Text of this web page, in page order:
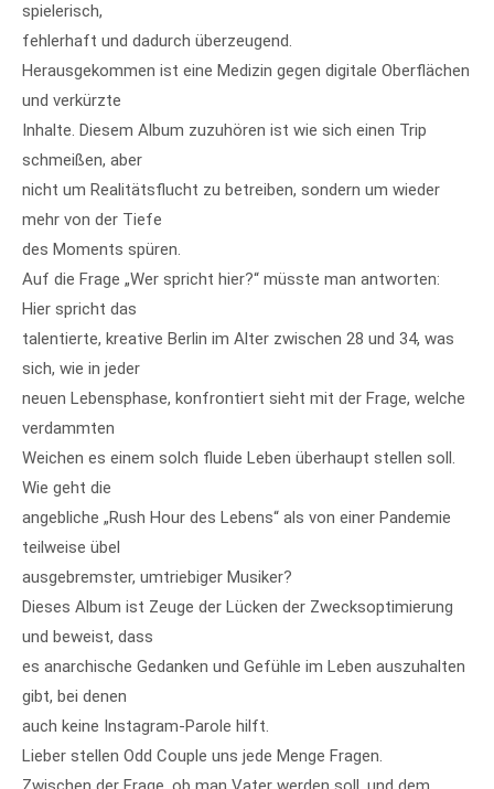
spielerisch,
fehlerhaft und dadurch überzeugend.
Herausgekommen ist eine Medizin gegen digitale Oberflächen
und verkürzte
Inhalte. Diesem Album zuzuhören ist wie sich einen Trip
schmeißen, aber
nicht um Realitätsflucht zu betreiben, sondern um wieder
mehr von der Tiefe
des Moments spüren.
Auf die Frage „Wer spricht hier?“ müsste man antworten:
Hier spricht das
talentierte, kreative Berlin im Alter zwischen 28 und 34, was
sich, wie in jeder
neuen Lebensphase, konfrontiert sieht mit der Frage, welche
verdammten
Weichen es einem solch fluide Leben überhaupt stellen soll.
Wie geht die
angebliche „Rush Hour des Lebens“ als von einer Pandemie
teilweise übel
ausgebremster, umtriebiger Musiker?
Dieses Album ist Zeuge der Lücken der Zwecksoptimierung
und beweist, dass
es anarchische Gedanken und Gefühle im Leben auszuhalten
gibt, bei denen
auch keine Instagram-Parole hilft.
Lieber stellen Odd Couple uns jede Menge Fragen.